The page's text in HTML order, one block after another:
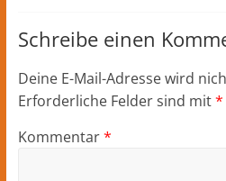
Schreibe einen
Deine E-Mail-Adresse wird
Erforderliche Felder sind mit*
Kommentar*